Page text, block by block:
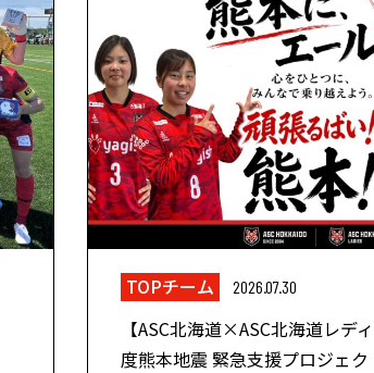
TOPチーム 2026.07.30
【ASC北海道×ASC北海道レデ
度熊本地震 緊急支援プロジェ